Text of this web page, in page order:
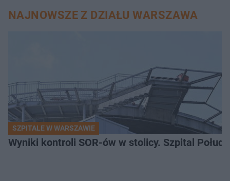
NAJNOWSZE Z DZIAŁU WARSZAWA
SZPITALE W WARSZAWIE
Wyniki kontroli SOR-ów w stolicy. Szpital